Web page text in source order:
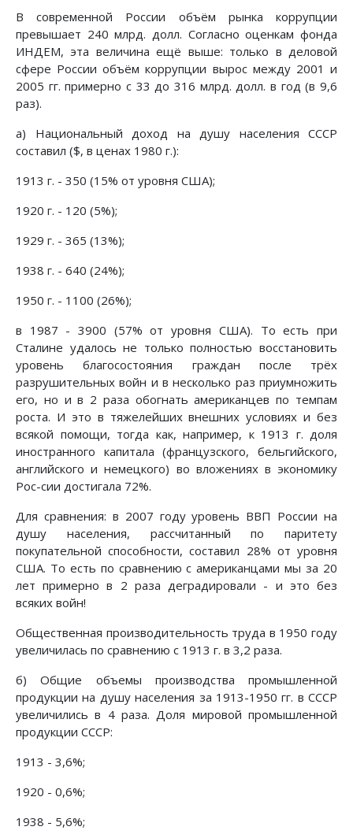
В современной России объём рынка коррупции
превышает 240 млрд. долл. Согласно оценкам фонда
ИНДЕМ, эта величина ещё выше: только в деловой
сфере России объём коррупции вырос между 2001 и
2005 гг. примерно с 33 до 316 млрд. долл. в год (в 9,6
раз).
а) Национальный доход на душу населения СССР
составил ($, в ценах 1980 г.):
1913 г. - 350 (15% от уровня США);
1920 г. - 120 (5%);
1929 г. - 365 (13%);
1938 г. - 640 (24%);
1950 г. - 1100 (26%);
в 1987 - 3900 (57% от уровня США). То есть при
Сталине удалось не только полностью восстановить
уровень благосостояния граждан после трёх
разрушительных войн и в несколько раз приумножить
его, но и в 2 раза обогнать американцев по темпам
роста. И это в тяжелейших внешних условиях и без
всякой помощи, тогда как, например, к 1913 г. доля
иностранного капитала (французского, бельгийского,
английского и немецкого) во вложениях в экономику
Рос-сии достигала 72%.
Для сравнения: в 2007 году уровень ВВП России на
душу населения, рассчитанный по паритету
покупательной способности, составил 28% от уровня
США. То есть по сравнению с американцами мы за 20
лет примерно в 2 раза деградировали - и это без
всяких войн!
Общественная производительность труда в 1950 году
увеличилась по сравнению с 1913 г. в 3,2 раза.
б) Общие объемы производства промышленной
продукции на душу населения за 1913-1950 гг. в СССР
увеличились в 4 раза. Доля мировой промышленной
продукции СССР:
1913 - 3,6%;
1920 - 0,6%;
1938 - 5,6%;